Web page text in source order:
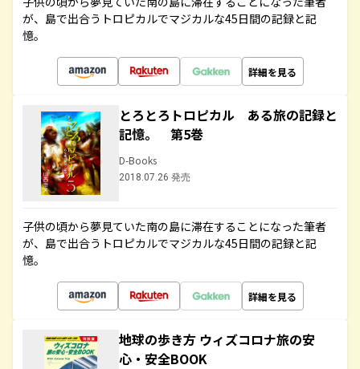
が、島で出合うトロピカルでマジカルな45日間の記録と記
憶。
詳細を見る
とろとろトロピカル ある旅の記録と
記憶。 第5巻
D-Books
2018.07.26 発売
子供の頃から夢見ていた南の島に滞在することになった筆者
が、島で出合うトロピカルでマジカルな45日間の記録と記
憶。
詳細を見る
地球の歩き方 ウィズコロナ旅の安
心・安全BOOK